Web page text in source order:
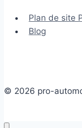
main
Plan de site
Blog
© 2026 pro-